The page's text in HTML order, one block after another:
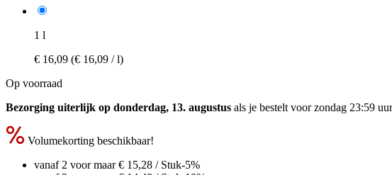
1 l
€ 16,09 (€ 16,09 / l)
Op voorraad
Bezorging uiterlijk op donderdag, 13. augustus als je bestelt voorzondag 23:59 uur
Volumekorting beschikbaar!
vanaf 2 voor maar€ 15,28 / Stuk-5%